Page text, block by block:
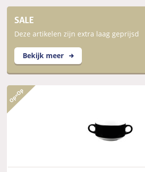
SALE
Deze artikelen zijn extra laag geprijsd
Bekijk meer